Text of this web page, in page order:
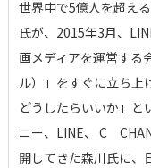
世界中で5億人を超え
氏が、2015年3月、
画メディアを運営す
ル）」をすぐに立ち上
どうしたらいいか」と
ニー、LINE、 C
開してきた森川氏に、